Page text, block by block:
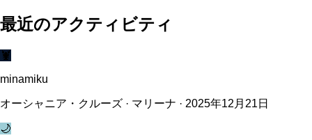
最近のアクティビティ
🦞
minamiku
オーシャニア・クルーズ · マリーナ · 2025年12月21日
🌙